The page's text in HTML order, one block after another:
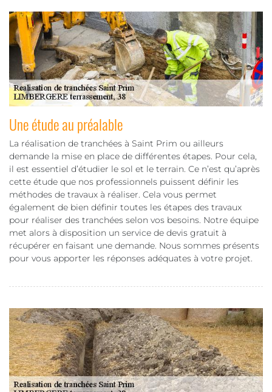
Une étude au préalable
La réalisation de tranchées à Saint Prim ou ailleurs
demande la mise en place de différentes étapes. Pour cela,
il est essentiel d’étudier le sol et le terrain. Ce n’est qu’après
cette étude que nos professionnels puissent définir les
méthodes de travaux à réaliser. Cela vous permet
également de bien définir toutes les étapes des travaux
pour réaliser des tranchées selon vos besoins. Notre équipe
met alors à disposition un service de devis gratuit à
récupérer en faisant une demande. Nous sommes présents
pour vous apporter les réponses adéquates à votre projet.